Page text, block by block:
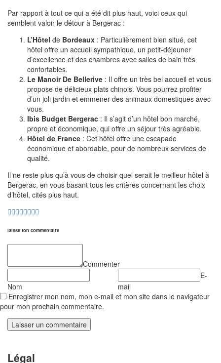
Par rapport à tout ce qui a été dit plus haut, voici ceux qui
semblent valoir le détour à Bergerac :
L’Hôtel de Bordeaux : Particulièrement bien situé, cet
hôtel offre un accueil sympathique, un petit-déjeuner
d’excellence et des chambres avec salles de bain très
confortables.
Le Manoir De Bellerive : Il offre un très bel accueil et vous
propose de délicieux plats chinois. Vous pourrez profiter
d’un joli jardin et emmener des animaux domestiques avec
vous.
Ibis Budget Bergerac : Il s’agit d’un hôtel bon marché,
propre et économique, qui offre un séjour très agréable.
Hôtel de France : Cet hôtel offre une escapade
économique et abordable, pour de nombreux services de
qualité.
Il ne reste plus qu’à vous de choisir quel serait le meilleur hôtel à
Bergerac, en vous basant tous les critères concernant les choix
d’hôtel, cités plus haut.
laisse ton commentaire
Commenter
Nom
E-
mail
Enregistrer mon nom, mon e-mail et mon site dans le navigateur
pour mon prochain commentaire.
Légal